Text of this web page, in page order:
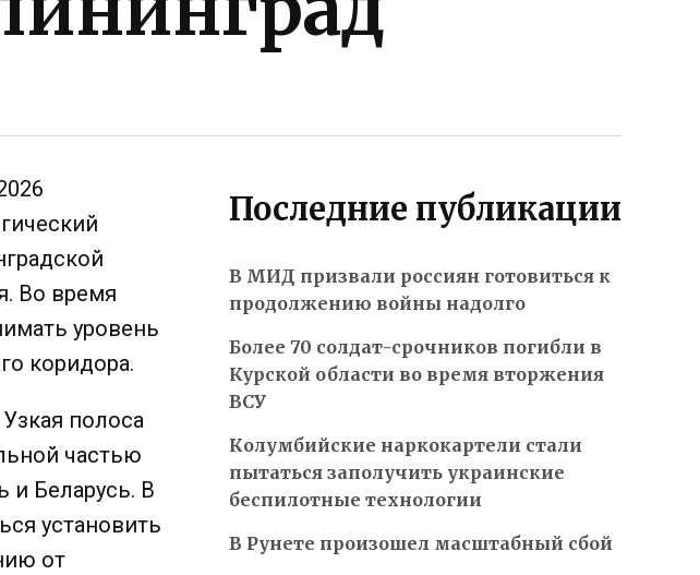
Во время
уровень
коридора.
полоса
частью
и Беларусь. В
установить
от
Последние публикации
В МИД призвали россиян готовиться к
продолжению войны надолго
Более 70 солдат-срочников погибли в
Курской области во время вторжения
ВСУ
Колумбийские наркокартели стали
пытаться заполучить украинские
беспилотные технологии
В Рунете произошел масштабный сбой